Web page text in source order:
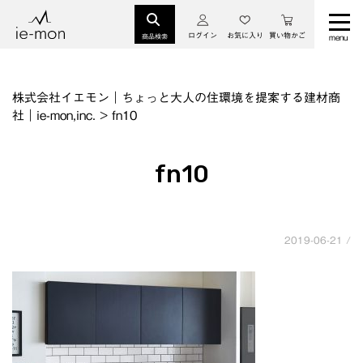
商品検索 ログイン お気に入り 買い物かご
株式会社イエモン｜ちょっと大人の住環境を提案する建材商
社｜ie-mon,inc. > fn10
fn10
2019-06-21 /